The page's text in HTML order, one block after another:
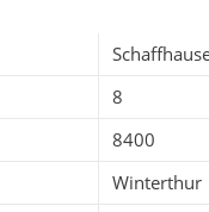
8
8400
Winterthur